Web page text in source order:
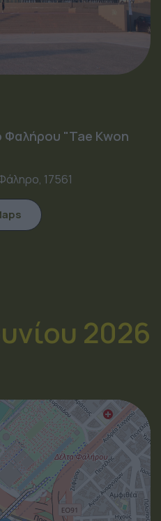
Φαλήρου "Tae Kwon
17561
2026